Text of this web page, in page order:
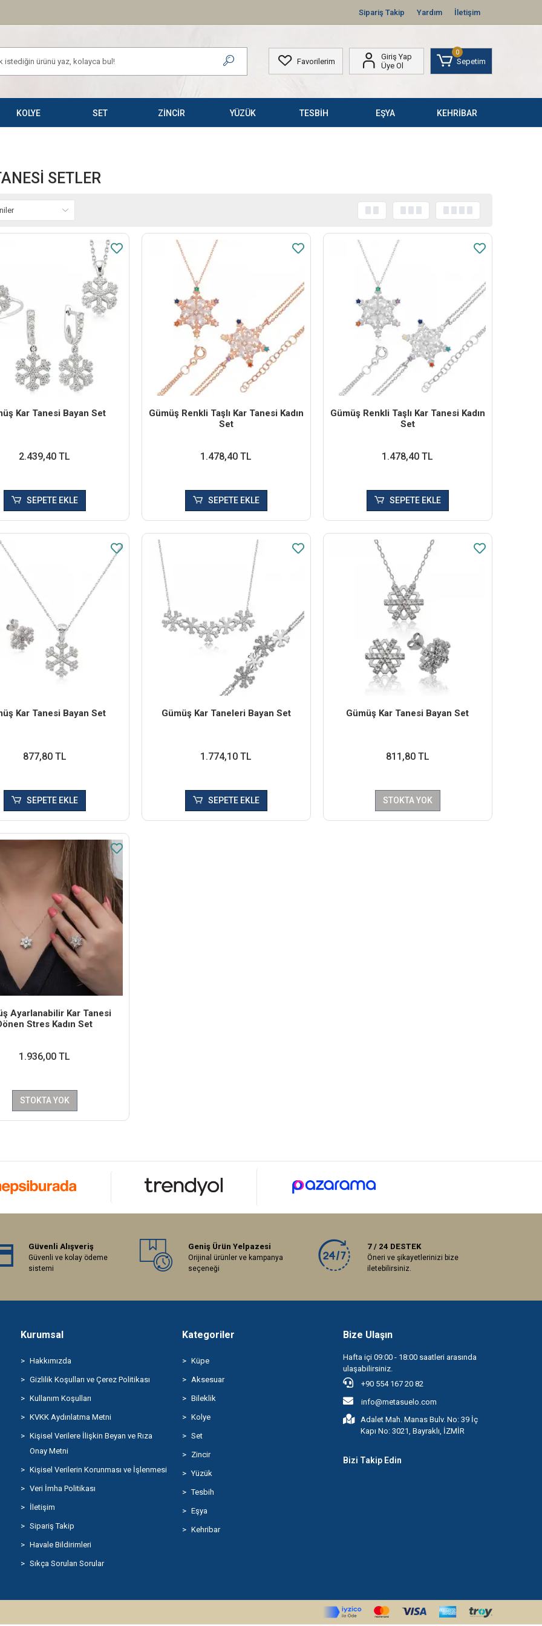
Sipariş Takip Yardım İletişim
Favorilerim
Giriş Yap
Üye Ol
0
Sepetim
KOLYE SET ZİNCİR YÜZÜK TESBİH EŞYA KEHRİBAR
SETLER
Kar Tanesi Bayan Set
2.439,40 TL
SEPETE EKLE
Gümüş Renkli Taşlı Kar Tanesi Kadın
Set
1.478,40 TL
SEPETE EKLE
Gümüş Renkli Taşlı Kar Tanesi Kadın
Set
1.478,40 TL
SEPETE EKLE
Kar Tanesi Bayan Set
877,80 TL
SEPETE EKLE
Gümüş Kar Taneleri Bayan Set
1.774,10 TL
SEPETE EKLE
Gümüş Kar Tanesi Bayan Set
811,80 TL
STOKTA YOK
Ayarlanabilir Kar Tanesi
Stres Kadın Set
1.936,00 TL
STOKTA YOK
Güvenli Alışveriş
Güvenli ve kolay ödeme
sistemi
Geniş Ürün Yelpazesi
Orijinal ürünler ve kampanya
seçeneği
7 / 24 DESTEK
Öneri ve şikayetlerinizi bize
iletebilirsiniz.
Kurumsal
Hakkımızda
Gizlilik Koşulları ve Çerez Politikası
Kullanım Koşulları
KVKK Aydınlatma Metni
Kişisel Verilere İlişkin Beyan ve Rıza
Onay Metni
Kişisel Verilerin Korunması ve İşlenmesi
Veri İmha Politikası
İletişim
Sipariş Takip
Havale Bildirimleri
Sıkça Sorulan Sorular
Kategoriler
Küpe
Aksesuar
Bileklik
Kolye
Set
Zincir
Yüzük
Tesbih
Eşya
Kehribar
Bize Ulaşın
Hafta içi 09:00 - 18:00 saatleri arasında
ulaşabilirsiniz.
+90 554 167 20 82
info@metasuelo.com
Adalet Mah. Manas Bulv. No: 39 İç
Kapı No: 3021, Bayraklı, İZMİR
Bizi Takip Edin